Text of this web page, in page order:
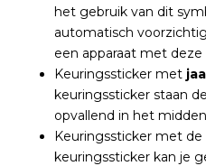
het gebruik van dit
automatisch
een apparaat met deze
Keuringssticker met
keuringssticker staan
opvallend in het
Keuringssticker met de
keuringssticker kan je